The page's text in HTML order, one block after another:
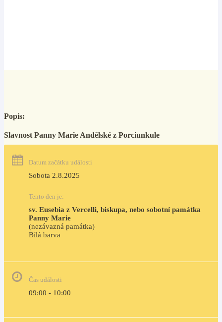
Popis:
Slavnost Panny Marie Andělské z Porciunkule
Datum začátku události
Sobota 2.8.2025
Tento den je:
sv. Eusebia z Vercelli, biskupa, nebo sobotní památka
Panny Marie
(nezávazná památka)
Bílá barva
Čas události
09:00 - 10:00